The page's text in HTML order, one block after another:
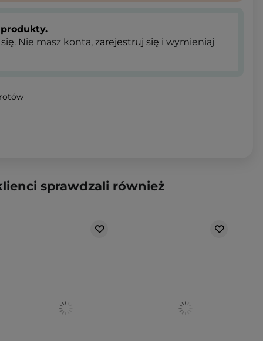
. Nie masz konta, zarejestruj się i wymieniaj
sprawdzali również